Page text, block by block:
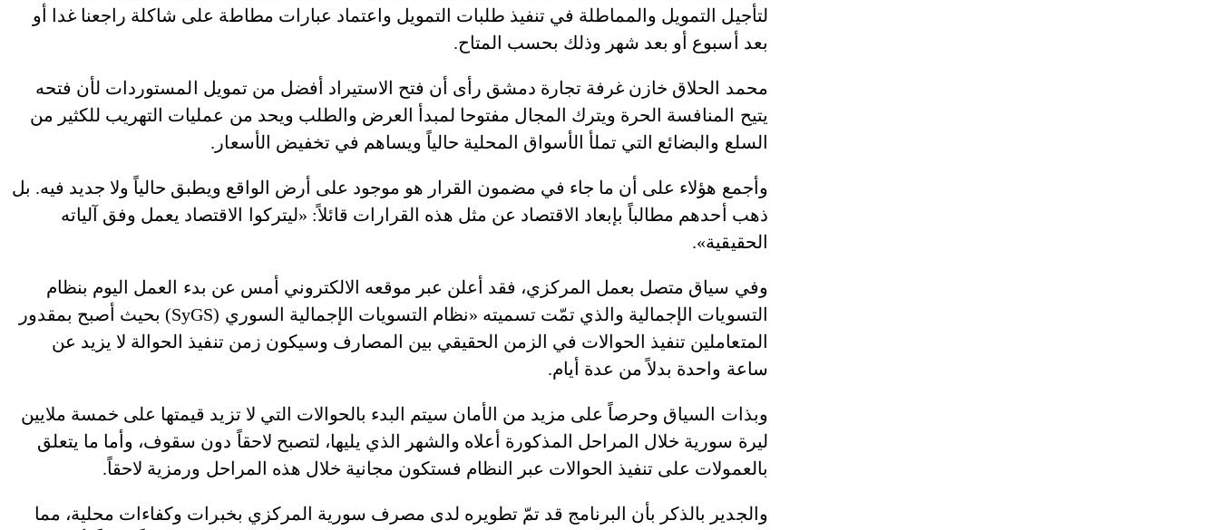
لتأجيل التمويل والمماطلة في تنفيذ طلبات التمويل واعتماد عبارات مطاطة على شاكلة راجعنا غدا أو
بعد أسبوع أو بعد شهر وذلك بحسب المتاح.
محمد الحلاق خازن غرفة تجارة دمشق رأى أن فتح الاستيراد أفضل من تمويل المستوردات لأن فتحه
يتيح المنافسة الحرة ويترك المجال مفتوحا لمبدأ العرض والطلب ويحد من عمليات التهريب للكثير من
السلع والبضائع التي تملأ الأسواق المحلية حالياً ويساهم في تخفيض الأسعار.
وأجمع هؤلاء على أن ما جاء في مضمون القرار هو موجود على أرض الواقع ويطبق حالياً ولا جديد فيه. بل
ذهب أحدهم مطالباً بإبعاد الاقتصاد عن مثل هذه القرارات قائلاً: «ليتركوا الاقتصاد يعمل وفق آلياته
الحقيقية».
وفي سياق متصل بعمل المركزي، فقد أعلن عبر موقعه الالكتروني أمس عن بدء العمل اليوم بنظام
التسويات الإجمالية والذي تمّت تسميته «نظام التسويات الإجمالية السوري (SyGS) بحيث أصبح بمقدور
المتعاملين تنفيذ الحوالات في الزمن الحقيقي بين المصارف وسيكون زمن تنفيذ الحوالة لا يزيد عن
ساعة واحدة بدلاً من عدة أيام.
وبذات السياق وحرصاً على مزيد من الأمان سيتم البدء بالحوالات التي لا تزيد قيمتها على خمسة ملايين
ليرة سورية خلال المراحل المذكورة أعلاه والشهر الذي يليها، لتصبح لاحقاً دون سقوف، وأما ما يتعلق
بالعمولات على تنفيذ الحوالات عبر النظام فستكون مجانية خلال هذه المراحل ورمزية لاحقاً.
والجدير بالذكر بأن البرنامج قد تمّ تطويره لدى مصرف سورية المركزي بخبرات وكفاءات محلية، مما